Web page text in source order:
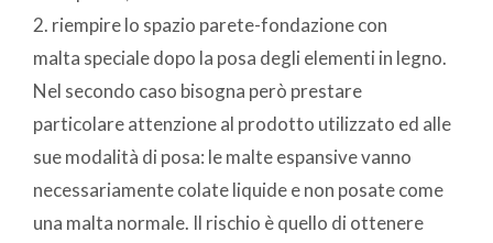
2. riempire lo spazio parete-fondazione con
malta speciale dopo la posa degli elementi in legno.
Nel secondo caso bisogna però prestare
particolare attenzione al prodotto utilizzato ed alle
sue modalità di posa: le malte espansive vanno
necessariamente colate liquide e non posate come
una malta normale. Il rischio è quello di ottenere